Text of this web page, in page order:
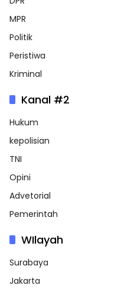
MPR
Politik
Peristiwa
Kriminal
Kanal #2
Hukum
kepolisian
TNI
Opini
Advetorial
Pemerintah
WIlayah
Surabaya
Jakarta